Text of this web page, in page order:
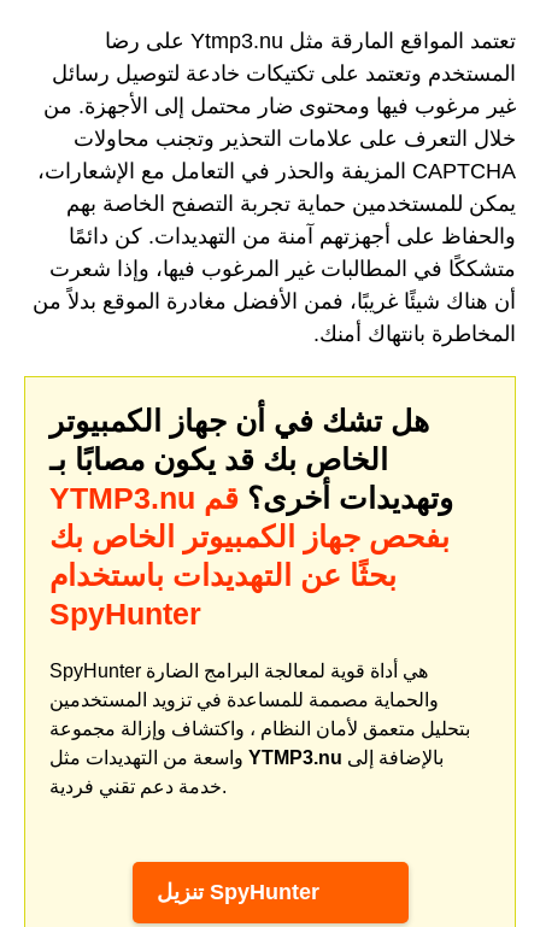
تعتمد المواقع المارقة مثل Ytmp3.nu على رضا
المستخدم وتعتمد على تكتيكات خادعة لتوصيل رسائل
غير مرغوب فيها ومحتوى ضار محتمل إلى الأجهزة. من
خلال التعرف على علامات التحذير وتجنب محاولات
CAPTCHA المزيفة والحذر في التعامل مع الإشعارات،
يمكن للمستخدمين حماية تجربة التصفح الخاصة بهم
والحفاظ على أجهزتهم آمنة من التهديدات. كن دائمًا
متشككًا في المطالبات غير المرغوب فيها، وإذا شعرت
أن هناك شيئًا غريبًا، فمن الأفضل مغادرة الموقع بدلاً من
المخاطرة بانتهاك أمنك.
هل تشك في أن جهاز الكمبيوتر
الخاص بك قد يكون مصابًا بـ
YTMP3.nu
وتهديدات أخرى؟ قم
بفحص جهاز الكمبيوتر الخاص بك
بحثًا عن التهديدات باستخدام
SpyHunter
SpyHunter هي أداة قوية لمعالجة البرامج الضارة
والحماية مصممة للمساعدة في تزويد المستخدمين
بتحليل متعمق لأمان النظام ، واكتشاف وإزالة مجموعة
YTMP3.nu
خدمة دعم تقني فردية.
تنزيل SpyHunter